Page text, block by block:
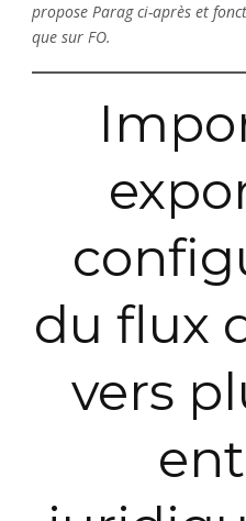
propose Parag ci-après et
que sur FO.
du flux
vers